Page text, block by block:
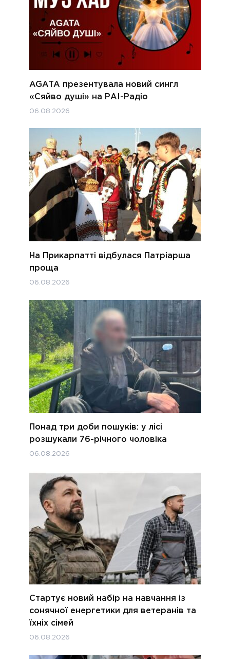
AGATA презентувала новий сингл
«Сяйво душі» на РАІ-Радіо
06.08.2026
На Прикарпатті відбулася Патріарша
проща
06.08.2026
Понад три доби пошуків: у лісі
розшукали 76-річного чоловіка
06.08.2026
Стартує новий набір на навчання із
сонячної енергетики для ветеранів та
їхніх сімей
06.08.2026